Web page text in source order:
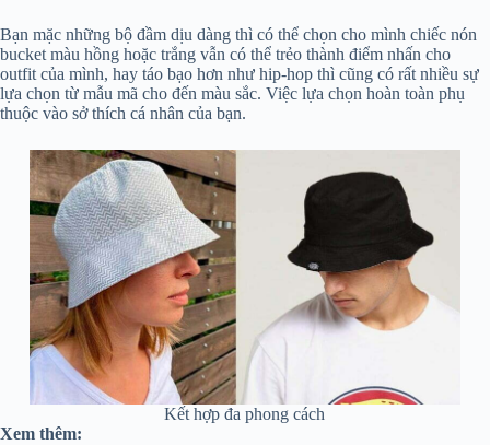
Bạn mặc những bộ đầm dịu dàng thì có thể chọn cho mình chiếc nón
bucket màu hồng hoặc trắng vẫn có thể trẻo thành điểm nhấn cho
outfit của mình, hay táo bạo hơn như hip-hop thì cũng có rất nhiều sự
lựa chọn từ mẫu mã cho đến màu sắc. Việc lựa chọn hoàn toàn phụ
thuộc vào sở thích cá nhân của bạn.
Kết hợp đa phong cách
Xem thêm: